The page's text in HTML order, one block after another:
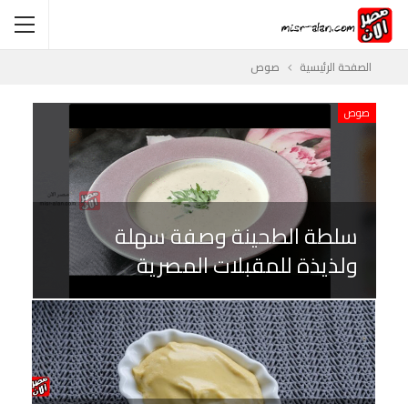
الصفحة الرئيسية صوص
صوص
سلطة الطحينة وصفة سهلة
ولذيذة للمقبلات المصرية